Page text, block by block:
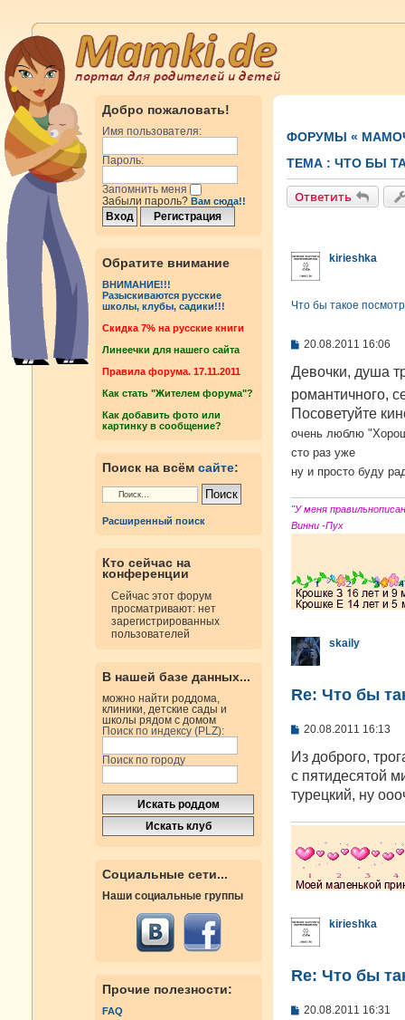
Добро пожаловать!
Имя пользователя:
Пароль:
Запомнить меня
Забыли пароль? Вам сюда!!
Обратите внимание
ВНИМАНИЕ!!!
Разыскиваются русские
школы, клубы, садики!!!
Cкидка 7% на русские книги
Линеечки для нашего сайта
Правила форума. 17.11.2011
Как стать "Жителем форума"?
Как добавить фото или
картинку в сообщение?
Поиск на всём сайте:
Расширенный поиск
Кто сейчас на
конференции
Сейчас этот форум
просматривают: нет
зарегистрированных
пользователей
В нашей базе данных...
можно найти роддома,
клиники, детские сады и
школы рядом с домом
Поиск по индексу (PLZ):
Поиск по городу
Социальные сети...
Наши социальные группы
Прочие полезности:
FAQ
ФОРУМЫ «
ТЕМА : ЧТО БЫ
Ответить
kirieshka
Что бы такое
С
о
б
щ
е
н
и
20.08.2011 16:06
Девочки, душа
романтичного,
Посоветуйте
очень люблю
сто раз уже
ну и просто буду
"У меня
Винни -Пух
skaily
Re: Что бы
С
о
щ
е
н
20.08.2011 16:13
Из доброго,
с пятидесятой
турецкий, ну
kirieshka
Re: Что бы
С
20.08.2011 16:31